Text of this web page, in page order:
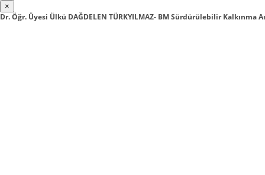
×
Dr. Öğr. Üyesi Ülkü DAĞDELEN TÜRKYILMAZ- BM Sürdürülebilir Kalkınma